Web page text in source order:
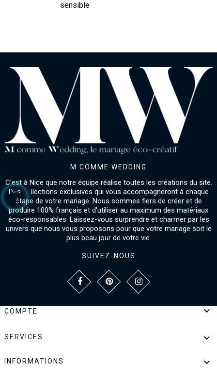
sensible
M COMME WEDDING
C'est à Nice que notre équipe réalise toutes les créations du site.
Des collections exclusives qui vous accompagneront à chaque
étape de votre mariage. Nous sommes fiers de créer et de
produire 100% français et d'utiliser au maximum des matériaux
éco-responsables. Laissez-vous surprendre et charmer par les
univers que nous vous proposons pour que votre mariage soit le
plus beau jour de votre vie.
SUIVEZ-NOUS
COMPTE 
SERVICES 
INFORMATIONS 